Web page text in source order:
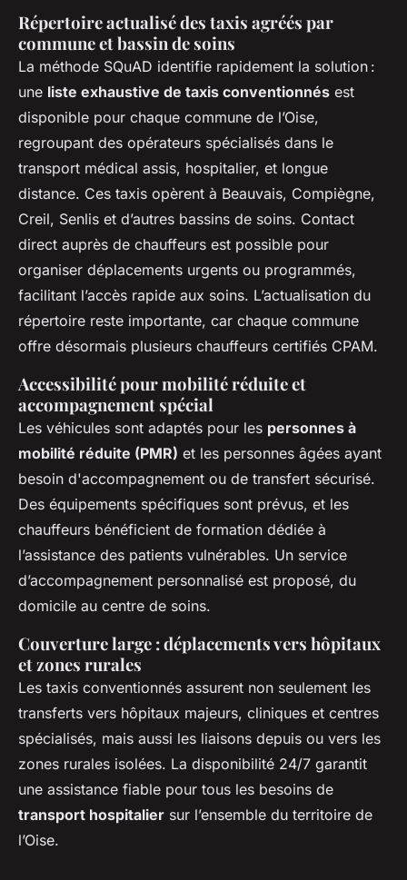
Répertoire actualisé des taxis agréés par
commune et bassin de soins
La méthode SQuAD identifie rapidement la solution :
une liste exhaustive de taxis conventionnés est
disponible pour chaque commune de l’Oise,
regroupant des opérateurs spécialisés dans le
transport médical assis, hospitalier, et longue
distance. Ces taxis opèrent à Beauvais, Compiègne,
Creil, Senlis et d’autres bassins de soins. Contact
direct auprès de chauffeurs est possible pour
organiser déplacements urgents ou programmés,
facilitant l’accès rapide aux soins. L’actualisation du
répertoire reste importante, car chaque commune
offre désormais plusieurs chauffeurs certifiés CPAM.
Accessibilité pour mobilité réduite et
accompagnement spécial
Les véhicules sont adaptés pour les personnes à
mobilité réduite (PMR) et les personnes âgées ayant
besoin d'accompagnement ou de transfert sécurisé.
Des équipements spécifiques sont prévus, et les
chauffeurs bénéficient de formation dédiée à
l’assistance des patients vulnérables. Un service
d’accompagnement personnalisé est proposé, du
domicile au centre de soins.
Couverture large : déplacements vers hôpitaux
et zones rurales
Les taxis conventionnés assurent non seulement les
transferts vers hôpitaux majeurs, cliniques et centres
spécialisés, mais aussi les liaisons depuis ou vers les
zones rurales isolées. La disponibilité 24/7 garantit
une assistance fiable pour tous les besoins de
transport hospitalier sur l’ensemble du territoire de
l’Oise.